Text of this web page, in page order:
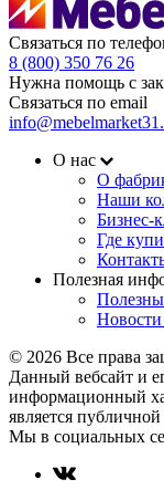
Связаться по
8 (800) 350 76 26
Нужна помощь с
Связаться по email
О нас
О
Наши
Бизнес-
Где
Полезная
© 2026 Все права
Данный вебсайт и
информационный
является
Мы в социальных